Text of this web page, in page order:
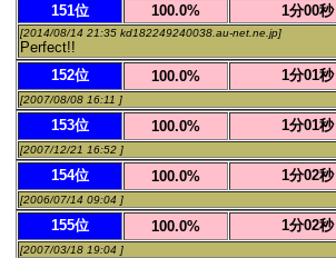
151位 100.0% 1分00秒
[2014/08/14 21:35 kd182249240038.au-net.ne.jp]
Perfect!!
152位
100.0% 1分01秒
[2007/08/08 16:11 ]
153位 100.0% 1分01秒
[2007/12/21 16:52 ]
154位 100.0% 1分02秒
[2006/07/14 09:04 ]
155位 100.0% 1分02秒
[2007/03/18 19:04 ]